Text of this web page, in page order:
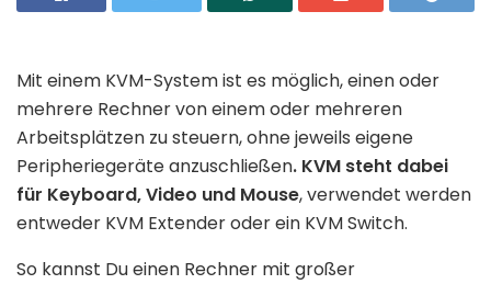
Mit einem KVM-System ist es möglich, einen oder
mehrere Rechner von einem oder mehreren
Arbeitsplätzen zu steuern, ohne jeweils eigene
Peripheriegeräte anzuschließen. KVM steht dabei
für Keyboard, Video und Mouse, verwendet werden
entweder KVM Extender oder ein KVM Switch.
So kannst Du einen Rechner mit großer